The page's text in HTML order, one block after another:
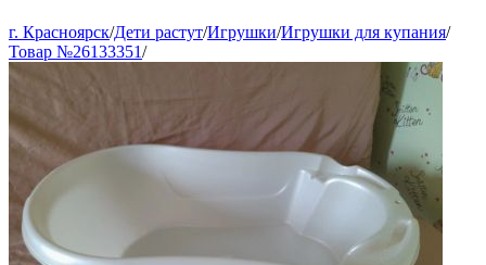
г. Красноярск/Дети растут/Игрушки/Игрушки для купания/
Товар №26133351/